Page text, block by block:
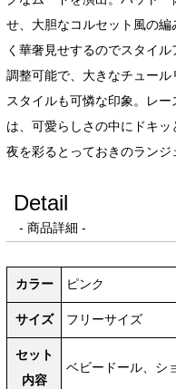
せ、大胆なコルセット風の
く華奢見せするのでスタイ
調整可能で、大きなチュー
スタイルも可憐な印象。レ
は、可愛らしさの中にドキ
夜を彩るとっておきのランジ
Detail
- 商品詳細 -
カラー ピンク
サイズ フリーサイズ
セット
内容
ベビードール、